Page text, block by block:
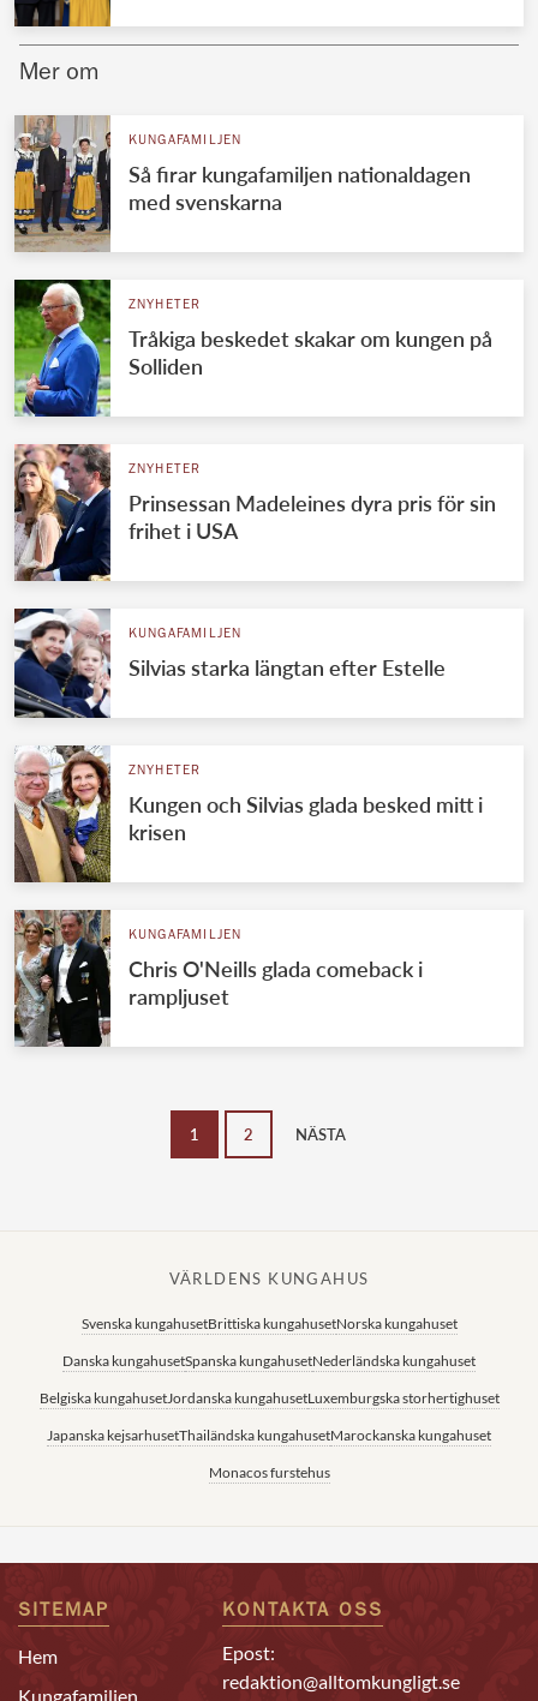
Mer om
KUNGAFAMILJEN
Så firar kungafamiljen nationaldagen
med svenskarna
ZNYHETER
Tråkiga beskedet skakar om kungen på
Solliden
ZNYHETER
Prinsessan Madeleines dyra pris för sin
frihet i USA
KUNGAFAMILJEN
Silvias starka längtan efter Estelle
ZNYHETER
Kungen och Silvias glada besked mitt i
krisen
KUNGAFAMILJEN
Chris O'Neills glada comeback i
rampljuset
1 2 NÄSTA
VÄRLDENS KUNGAHUS
Svenska kungahusetBrittiska kungahusetNorska kungahuset
Danska kungahusetSpanska kungahusetNederländska kungahuset
Belgiska kungahusetJordanska kungahusetLuxemburgska storhertighuset
Japanska kejsarhusetThailändska kungahusetMarockanska kungahuset
Monacos furstehus
SITEMAP
Hem
Kungafamiljen
KONTAKTA OSS
Epost:
redaktion@alltomkungligt.se